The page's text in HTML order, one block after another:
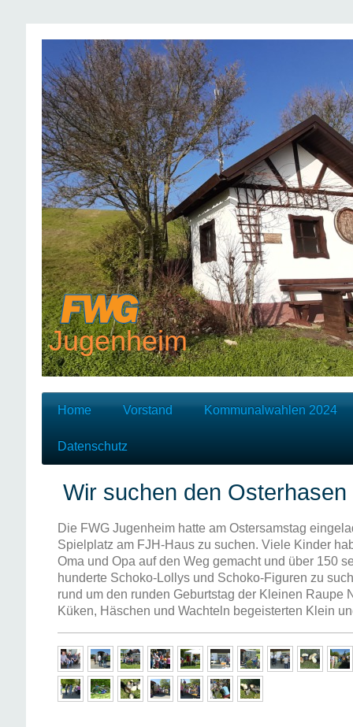
Jugenheim
Home Vorstand Kommunalwahlen 2024
Datenschutz
Wir suchen den
Die FWG Jugenheim hatte am Ostersamstag
Spielplatz am FJH-Haus zu suchen. Viele Kinder
Oma und Opa auf den Weg gemacht und über 150
hunderte Schoko-Lollys und Schoko-Figuren zu
rund um den runden Geburtstag der Kleinen Raupe
Küken, Häschen und Wachteln begeisterten Klein